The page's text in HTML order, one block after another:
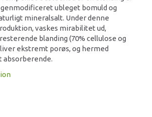
ubleget bomuld og
mineralsalt. Under denne
vaskes mirabilitet ud,
blanding (70% cellulose og
ekstremt porøs, og hermed